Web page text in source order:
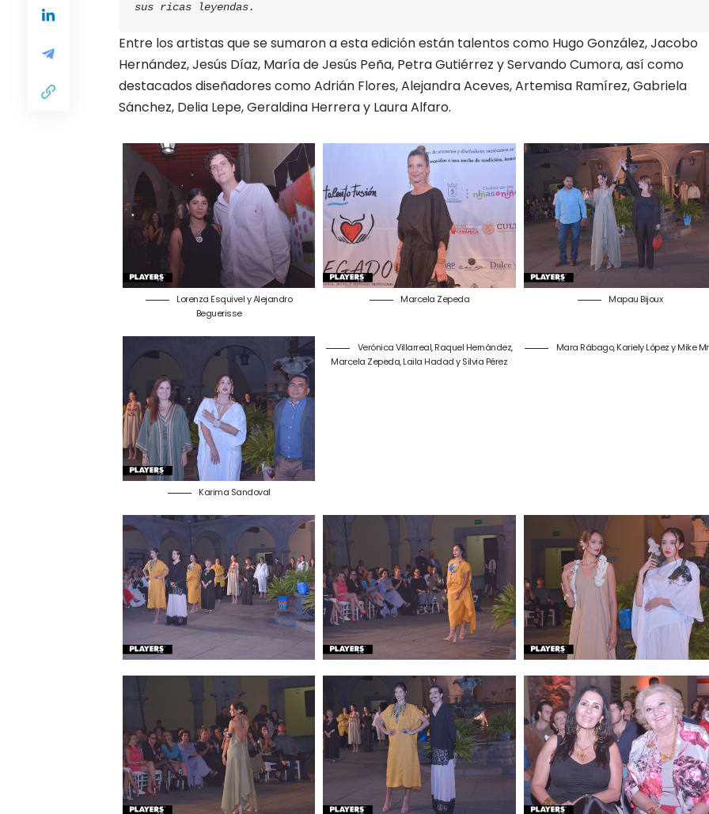
sus ricas leyendas.
Entre los artistas que se sumaron a esta edición están talentos como Hugo González, Jacobo
Hernández, Jesús Díaz, María de Jesús Peña, Petra Gutiérrez y Servando Cumora, así como
destacados diseñadores como Adrián Flores, Alejandra Aceves, Artemisa Ramírez, Gabriela
Sánchez, Delia Lepe, Geraldina Herrera y Laura Alfaro.
Lorenza Esquivel y Alejandro
Beguerisse
Marcela Zepeda Mapau Bijoux
Karima Sandoval
Verónica Villarreal, Raquel Hernández,
Marcela Zepeda, Laila Hadad y Silvia Pérez
Mara Rábago, Kariely López y Mike